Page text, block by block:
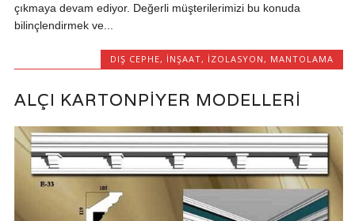
çıkmaya devam ediyor. Değerli müşterilerimizi bu konuda
bilinçlendirmek ve...
DIŞ CEPHE, İNŞAAT, IZOLASYON , MANTOLAMA
ALÇI KARTONPIYER MODELLERI